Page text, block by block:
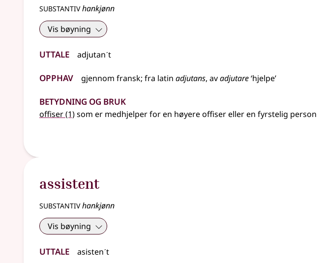
substantivhankjønn
Vis bøyning
Uttale adjutanˊt
Opphav gjennom fransk; fra latin adjutans, avadjutare‘hjelpe’
Betydning og bruk
offiser(1)som er medhjelper for en høyere offiserelleren fyrstelig person
assistent
substantivhankjønn
Vis bøyning
Uttale asistenˊt